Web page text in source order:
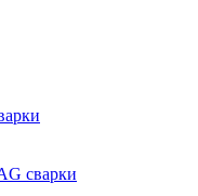
сварки